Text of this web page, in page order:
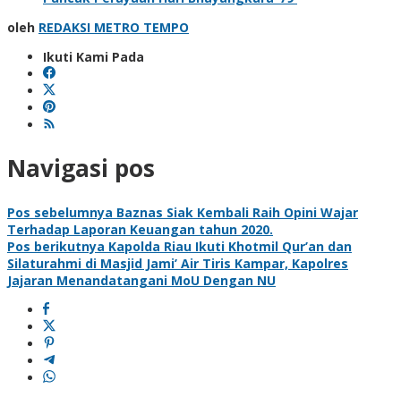
oleh REDAKSI METRO TEMPO
Ikuti Kami Pada
Navigasi pos
Pos sebelumnya Baznas Siak Kembali Raih Opini Wajar
Terhadap Laporan Keuangan tahun 2020.
Pos berikutnya Kapolda Riau Ikuti Khotmil Qur’an dan
Silaturahmi di Masjid Jami’ Air Tiris Kampar, Kapolres
Jajaran Menandatangani MoU Dengan NU